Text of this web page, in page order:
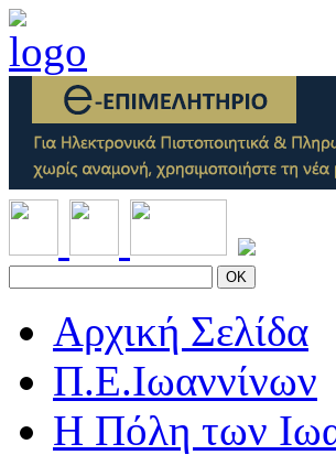
OK
Αρχική Σελίδα
Π.Ε.Ιωαννίνων
Η Πόλη των